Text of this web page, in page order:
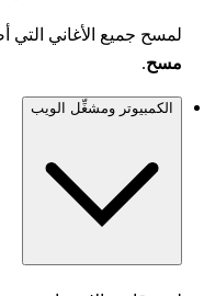
لمسح جميع الأغاني التي
مسح.
الكمبيوتر ومشغِّل الويب